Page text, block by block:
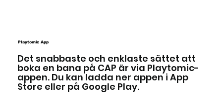
Det snabbaste och enklaste sättet att
boka en bana på CAP är via Playtomic-
appen. Du kan ladda ner appen i App
Store eller på Google Play.
Playtomic App